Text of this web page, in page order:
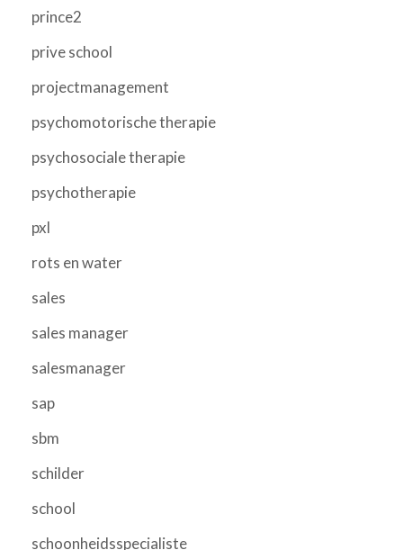
prince2
prive school
projectmanagement
psychomotorische therapie
psychosociale therapie
psychotherapie
pxl
rots en water
sales
sales manager
salesmanager
sap
sbm
schilder
school
schoonheidsspecialiste